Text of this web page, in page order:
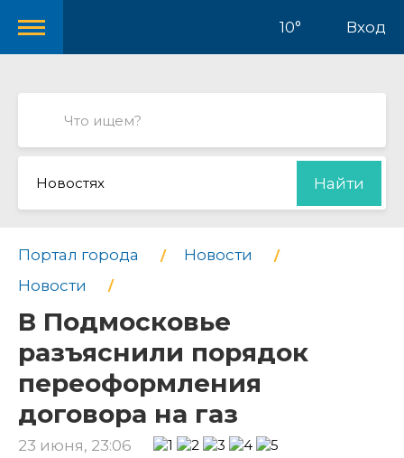
10° Вход
Новостях Найти
Портал города
Новости
Новости
В Подмосковье
разъяснили порядок
переоформления
договора на газ
23 июня, 23:06